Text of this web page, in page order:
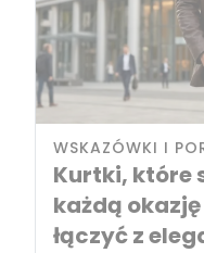
WSKAZÓWKI I
Kurtki, które
każdą
łączyć z